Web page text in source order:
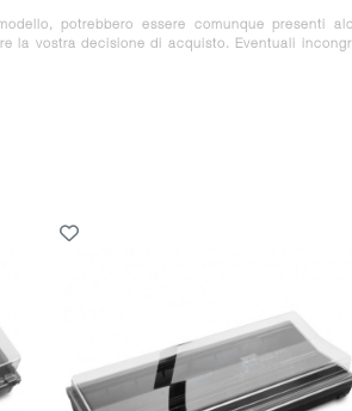
potrebbero essere comunque presenti
vostra decisione di acquisto. Eventuali